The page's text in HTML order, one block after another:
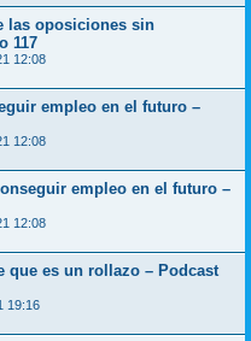
las oposiciones sin
117
12:08
empleo en el futuro –
12:08
empleo en el futuro –
12:08
que es un rollazo – Podcast
19:16